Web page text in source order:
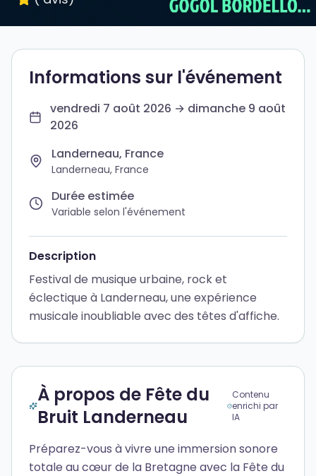
Informations sur l'événement
vendredi 7 août 2026 → dimanche 9 août
2026
Landerneau, France
Landerneau, France
Durée estimée
Variable selon l'événement
Description
Festival de musique urbaine, rock et
éclectique à Landerneau, une expérience
musicale inoubliable avec des têtes d'affiche.
À propos de Fête du
Bruit Landerneau
Contenu
enrichi par
IA
Préparez-vous à vivre une immersion sonore
totale au cœur de la Bretagne avec la Fête du